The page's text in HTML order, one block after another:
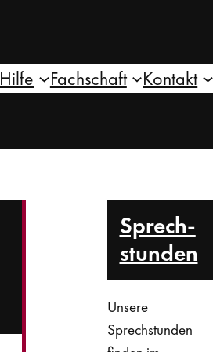
Hilfe Fachschaft Kontakt
Sprech­
stunden
Unsere
Sprechstunden